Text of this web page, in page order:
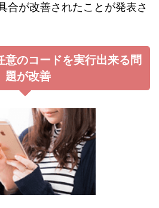
合が改善されたことが発表さ
意のコードを実行出来る問
題が改善